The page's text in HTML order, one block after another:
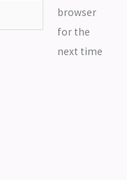
browser
for the
next time